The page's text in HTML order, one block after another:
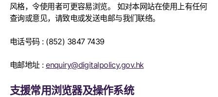
风格，令使用者可更容易浏览。 如对本网站在使用上有任何
查询或意见，请致电或发送电邮与我们联络。
电话号码 : (852) 3847 7439
电邮地址 :enquiry@digitalpolicy.gov.hk
支援常用浏览器及操作系统